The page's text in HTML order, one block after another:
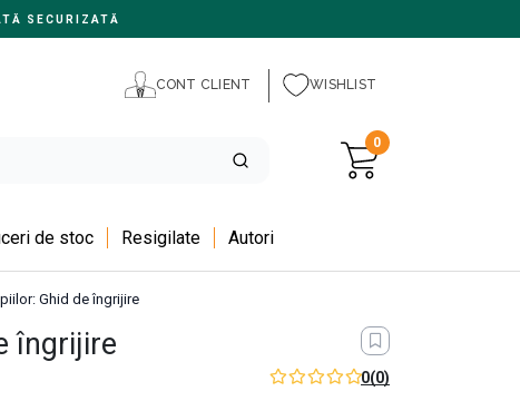
SECURIZATĂ
CONT CLIENT WISHLIST
0
de stoc Resigilate Autori
Ghid de îngrijire
AUTENTIC CU
îngrijire
0(0)